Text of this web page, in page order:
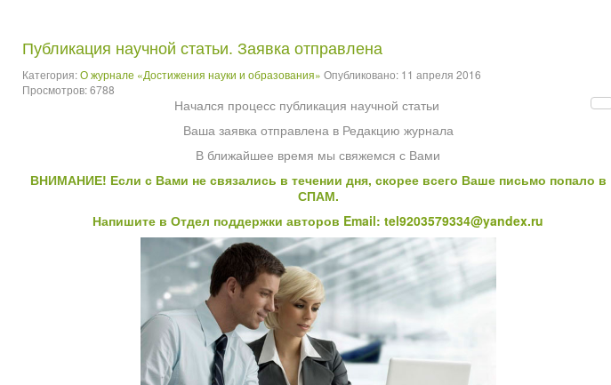
Публикация научной статьи. Заявка отправлена
Категория:О журнале «Достижения науки и образования» Опубликовано: 11 апреля 2016
Просмотров: 6788
Начался процесс публикация научной статьи
Ваша заявка отправлена в Редакцию журнала
В ближайшее время мы свяжемся с Вами
ВНИМАНИЕ! Если с Вами не связались в течении дня, скорее всего Ваше письмо попало в
СПАМ.
Напишите в Отдел поддержки авторов Email: tel9203579334@yandex.ru